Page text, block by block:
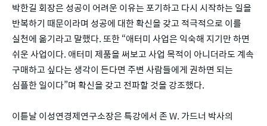
박한길 회장은 성공이 어려운 이유는 포기하고 다시 시작하는 일을
반복하기 때문이라며 성공에 대한 확신을 갖고 적극적으로 이를
실천에 옮기라고 말했다. 또한 “애터미 사업은 익숙해 지기만 하면
쉬운 사업이다. 애터미 제품을 써보고 사업 목적이 아니더라도 계속
구매하고 싶다는 생각이 든다면 주변 사람들에게 권하면 되는
심플한 일이다”며 확신을 갖고 전파할 것을 강조했다.
이튿날 이성연경제연구소장은 특강에서 존 W. 가드너 박사의